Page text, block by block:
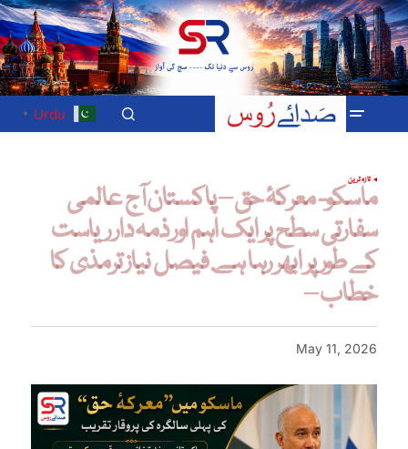
Urdu
▼
تازہ ترین
ماسکو- معرکۂ حق – پاکستان آج عالمی
سفارتی سطح پر ایک اہم اور ذمہ دار ریاست
کے طور پر ابھر رہا ہے. فیصل نیاز ترمذی کا
خطاب –
May 11, 2026